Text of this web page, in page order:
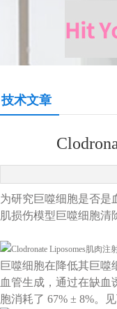
技术文章
为研究巨噬细胞是否是
肌损伤模型巨噬细胞
巨噬细胞在降低其巨
血管生成，通过在缺血
胞消耗了 67% ± 8%。